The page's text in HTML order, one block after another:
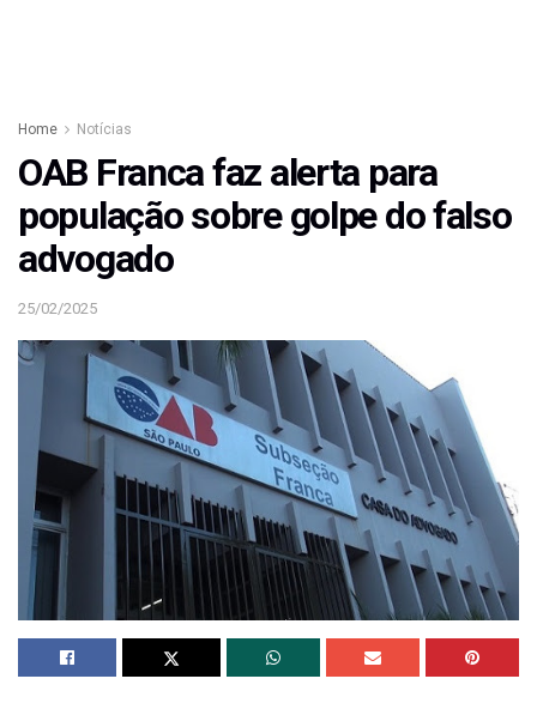
Home Notícias
OAB Franca faz alerta para
população sobre golpe do falso
advogado
25/02/2025